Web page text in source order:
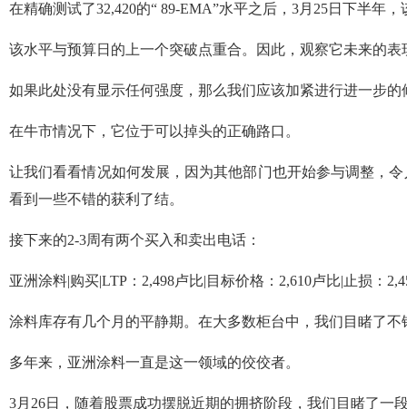
在精确测试了32,420的“ 89-EMA”水平之后，3月25日下半年
该水平与预算日的上一个突破点重合。因此，观察它未来的表
如果此处没有显示任何强度，那么我们应该加紧进行进一步的
在牛市情况下，它位于可以掉头的正确路口。
让我们看看情况如何发展，因为其他部门也开始参与调整，
看到一些不错的获利了结。
接下来的2-3周有两个买入和卖出电话：
亚洲涂料|购买|LTP：2,498卢比|目标价格：2,610卢比|止损：
涂料库存有几个月的平静期。在大多数柜台中，我们目睹了
多年来，亚洲涂料一直是这一领域的佼佼者。
3月26日，随着股票成功摆脱近期的拥挤阶段，我们目睹了一